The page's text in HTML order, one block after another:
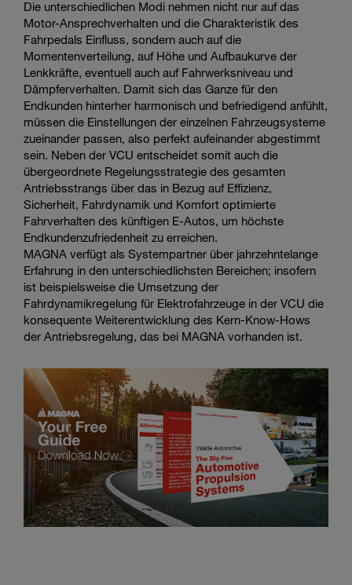
Die unterschiedlichen Modi nehmen nicht nur auf das
Motor-Ansprechverhalten und die Charakteristik des
Fahrpedals Einfluss, sondern auch auf die
Momentenverteilung, auf Höhe und Aufbaukurve der
Lenkkräfte, eventuell auch auf Fahrwerksniveau und
Dämpferverhalten. Damit sich das Ganze für den
Endkunden hinterher harmonisch und befriedigend anfühlt,
müssen die Einstellungen der einzelnen Fahrzeugsysteme
zueinander passen, also perfekt aufeinander abgestimmt
sein. Neben der VCU entscheidet somit auch die
übergeordnete Regelungsstrategie des gesamten
Antriebsstrangs über das in Bezug auf Effizienz,
Sicherheit, Fahrdynamik und Komfort optimierte
Fahrverhalten des künftigen E-Autos, um höchste
Endkundenzufriedenheit zu erreichen.
MAGNA verfügt als Systempartner über jahrzehntelange
Erfahrung in den unterschiedlichsten Bereichen; insofern
ist beispielsweise die Umsetzung der
Fahrdynamikregelung für Elektrofahrzeuge in der VCU die
konsequente Weiterentwicklung des Kern-Know-Hows
der Antriebsregelung, das bei MAGNA vorhanden ist.